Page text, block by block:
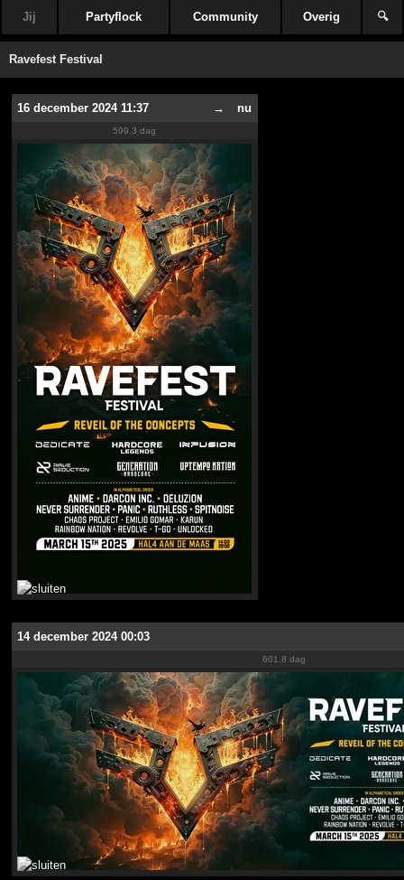
Jij Partyflock Community Overig 🔍
Ravefest Festival
16 december 2024 11:37 → nu
599.3 dag
14 december 2024 00:03
601.8 dag